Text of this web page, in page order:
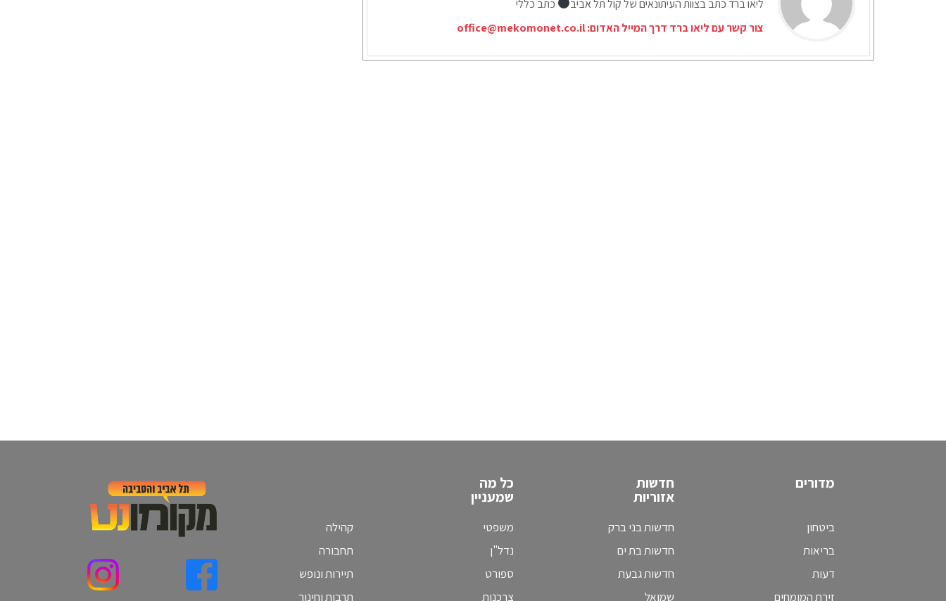
ליאו ברד כתב בצוות העיתונאים של קול תל אביב
כתב כללי
צור קשר עם ליאו ברד דרך המייל האדום:office@mekomonet.co.il
מדורים
ביטחון
בריאות
דעות
זירת המומחים
חדשות
אזוריות
חדשות בני ברק
חדשות בת ים
חדשות גבעת
שמואל
כל מה
שמעניין
משפטי
נדל"ן
ספורט
צרכנות
קהילה
תחבורה
תיירות ונופש
תרבות וחינוך